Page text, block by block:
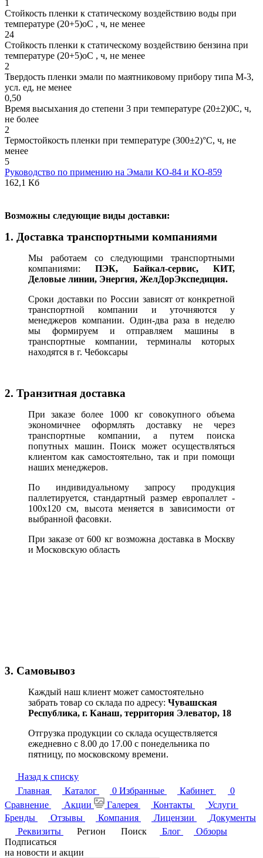
1
Стойкость пленки к статическому воздействию воды при
температуре (20+5)оС , ч, не менее
24
Стойкость пленки к статическому воздействию бензина при
температуре (20+5)оС , ч, не менее
2
Твердость пленки эмали по маятниковому прибору типа М-3,
усл. ед, не менее
0,50
Время высыхания до степени 3 при температуре (20±2)0С, ч,
не более
2
Термостойкость пленки при температуре (300±2)°С, ч, не
менее
5
Руководство по примению на Эмали КО-84 и КО-859
162,1 Кб
Возможны следующие виды доставки:
1. Доставка транспортными компаниями
Мы работаем со следующими транспортными
компаниями:ПЭК, Байкал-сервис, КИТ,
Деловые линии, Энергия, ЖелДорЭкспедиция.
Сроки доставки по России зависят от конкретной
транспортной компании и уточняются у
менеджеров компании. Один-два раза в неделю
мы формируем и отправляем машины в
транспортные компании, терминалы которых
находятся в г. Чебоксары
2. Транзитная доставка
При заказе более 1000 кг совокупного объема
экономичнее оформлять доставку не через
транспортные компании, а путем поиска
попутных машин. Поиск может осуществляться
клиентом как самостоятельно, так и при помощи
наших менеджеров.
По индивидуальному запросу продукция
паллетируется, стандартный размер европаллет -
100х120 см, высота меняется в зависимости от
выбранной фасовки.
При заказе от 600 кг возможна доставка в Москву
и Московскую область
3. Самовывоз
Каждый наш клиент может самостоятельно
забрать товар со склада по адресу: Чувашская
Республика, г. Канаш, территория Элеватор, 18
Отгрузка продукции со склада осуществляется
ежедневно с 8.00 до 17.00 с понедельника по
пятницу, по московскому времени.
Назад к списку
Главная
Каталог 0 Избранные Кабинет
0
Сравнение
Акции Галерея Контакты
Услуги
Бренды
Отзывы Компания Лицензии
Документы
Реквизиты
Регион Поиск Блог
Обзоры
Подписаться
на новости и акции